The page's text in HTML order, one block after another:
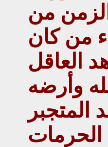
من
من كان
العاقل
وأرضه
المتجبر
الحرمات